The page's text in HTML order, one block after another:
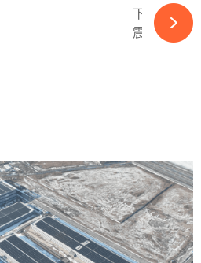
下一篇
震惊！又一光伏企业被申请破产！-ky体育APP官网下载